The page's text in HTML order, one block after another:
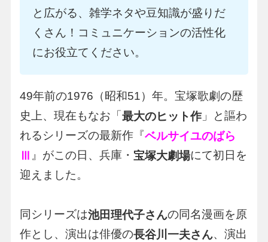
と広がる、雑学ネタや豆知識が盛りだ
くさん！コミュニケーションの活性化
にお役立てください。
49年前の1976（昭和51）年。宝塚歌劇の歴
史上、現在もなお「 最大のヒット作」と謳わ
れるシリーズの最新作『ベルサイユのばら
』がこの日、兵庫・ 宝塚大劇場にて初日を
迎えました。
同シリーズは池田理代子さんの同名漫画を原
作とし、演出は俳優の長谷川一夫さん、演出